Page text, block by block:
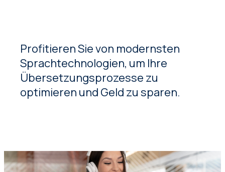
Profitieren Sie von modernsten
Sprachtechnologien, um Ihre
Übersetzungsprozesse zu
optimieren und Geld zu sparen.